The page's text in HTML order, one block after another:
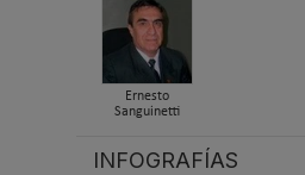
Ernesto
Sanguinetti
INFOGRAFÍAS